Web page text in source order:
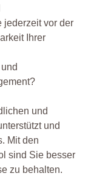
jederzeit vor der
Ihrer
und
und
Mit den
sind Sie besser
zu behalten.